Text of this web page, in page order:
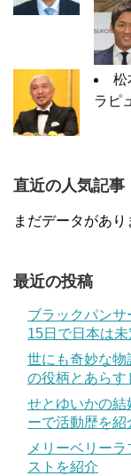
松
ラピ
直近の人気記事
まだデータがあり
最近の投稿
ブラックパンサ
15日で日本は未
世にも奇妙な物
の役柄とあらす
せとゆいかの結
ーで活動歴を紹
メリーベリー
ストを紹介